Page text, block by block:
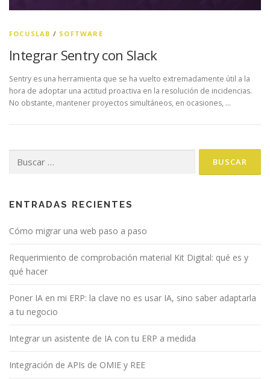
FOCUSLAB / SOFTWARE
Integrar Sentry con Slack
Sentry es una herramienta que se ha vuelto extremadamente útil a la
hora de adoptar una actitud proactiva en la resolución de incidencias.
No obstante, mantener proyectos simultáneos, en ocasiones, …
ENTRADAS RECIENTES
Cómo migrar una web paso a paso
Requerimiento de comprobación material Kit Digital: qué es y
qué hacer
Poner IA en mi ERP: la clave no es usar IA, sino saber adaptarla
a tu negocio
Integrar un asistente de IA con tu ERP a medida
Integración de APIs de OMIE y REE